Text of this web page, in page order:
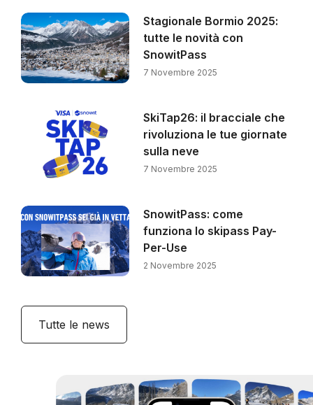
Stagionale Bormio 2025:
tutte le novità con
SnowitPass
7 Novembre 2025
SkiTap26: il bracciale che
rivoluziona le tue giornate
sulla neve
7 Novembre 2025
SnowitPass: come
funziona lo skipass Pay-
Per-Use
2 Novembre 2025
Tutte le news